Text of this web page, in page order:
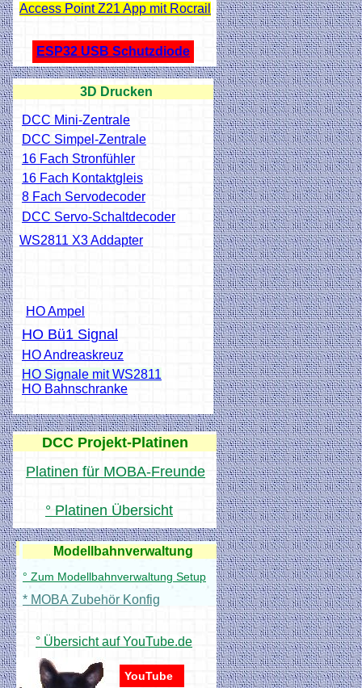
Access Point Z21 App mit Rocrail
ESP32 USB Schutzdiode
3D Drucken
DCC Mini-Zentrale
DCC Simpel-Zentrale
16 Fach Stronfühler
16 Fach Kontaktgleis
8 Fach Servodecoder
DCC Servo-Schaltdecoder
WS2811 X3 Addapter
HO Ampel
HO Bü1 Signal
HO Andreaskreuz
HO Signale mit WS2811
HO Bahnschranke
Anleitungen
° Übersicht auf YouTube.de
Modellbahnverwaltung
° Zum Modellbahnverwaltung Setup
YouTube
* MOBA Zubehör Konfig
DCC Projekt-Platinen
Platinen für MOBA-Freunde
° Platinen Übersicht